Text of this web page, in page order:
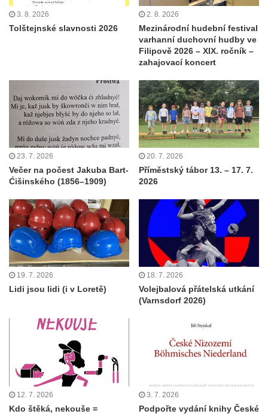
3. 8. 2026
Tolštejnské slavnosti 2026
2. 8. 2026
Mezinárodní hudební festival
varhanní duchovní hudby ve
Filipově 2026 – XIX. ročník –
zahajovací koncert
23. 7. 2026
Večer na počest Jakuba Bart-
Ćišinského (1856–1909)
20. 7. 2026
Příměstský tábor 13. – 17. 7.
2026
19. 7. 2026
Lidi jsou lidi (i v Loretě)
18. 7. 2026
Volejbalová přátelská utkání
(Varnsdorf 2026)
12. 7. 2026
Kdo štěká, nekouše =
3. 7. 2026
Podpořte vydání knihy České